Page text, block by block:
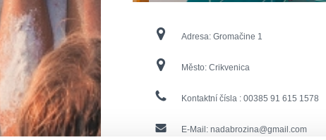
Adresa: Gromačine 1
Město: Crikvenica
Kontaktní čísla : 00385 91 615 1578
E-Mail: nadabrozina@gmail.com